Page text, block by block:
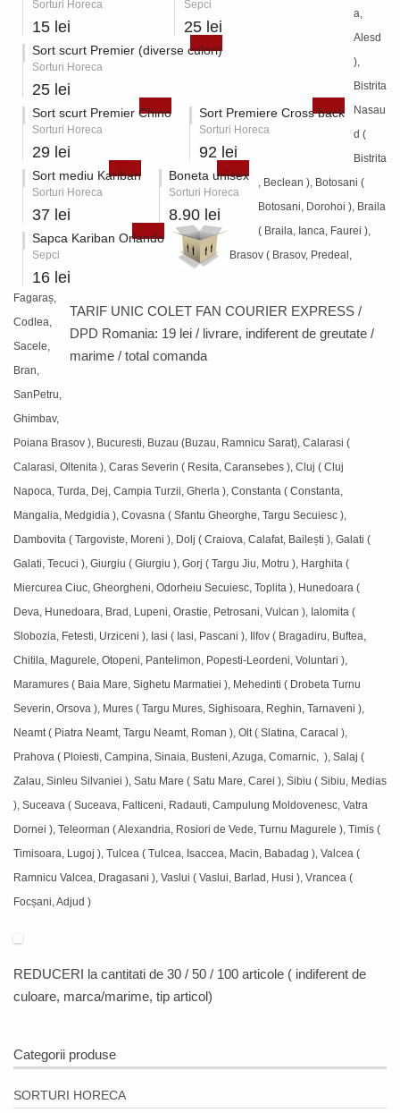
Sorturi Horeca
15 lei
Sepci
25 lei
Sort scurt Premier (diverse culori)
Sorturi Horeca
25 lei
Sort scurt Premier Chino
Sorturi Horeca
29 lei
Sort Premiere Cross back
Sorturi Horeca
92 lei
Sort mediu Kariban
Sorturi Horeca
37 lei
Boneta unisex
Sorturi Horeca
8.90 lei
Sapca Kariban Orlando
Sepci
16 lei
TARIF UNIC COLET FAN COURIER EXPRESS /
DPD Romania: 19 lei / livrare, indiferent de greutate /
marime / total comanda
a,
Alesd
),
Bistrita
Nasau
d (
Bistrita
, Beclean ), Botosani (
Botosani, Dorohoi ), Braila
( Braila, Ianca, Faurei ),
Brasov ( Brasov, Predeal,
Fagaraș,
Codlea,
Sacele,
Bran,
SanPetru,
Ghimbav,
Poiana Brasov ), Bucuresti, Buzau (Buzau, Ramnicu Sarat), Calarasi (
Calarasi, Oltenita ), Caras Severin ( Resita, Caransebes ), Cluj ( Cluj
Napoca, Turda, Dej, Campia Turzii, Gherla ), Constanta ( Constanta,
Mangalia, Medgidia ), Covasna ( Sfantu Gheorghe, Targu Secuiesc ),
Dambovita ( Targoviste, Moreni ), Dolj ( Craiova, Calafat, Bailești ), Galati (
Galati, Tecuci ), Giurgiu ( Giurgiu ), Gorj ( Targu Jiu, Motru ), Harghita (
Miercurea Ciuc, Gheorgheni, Odorheiu Secuiesc, Toplita ), Hunedoara (
Deva, Hunedoara, Brad, Lupeni, Orastie, Petrosani, Vulcan ), Ialomita (
Slobozia, Fetesti, Urziceni ), Iasi ( Iasi, Pascani ), Ilfov ( Bragadiru, Buftea,
Chitila, Magurele, Otopeni, Pantelimon, Popesti-Leordeni, Voluntari ),
Maramures ( Baia Mare, Sighetu Marmatiei ), Mehedinti ( Drobeta Turnu
Severin, Orsova ), Mures ( Targu Mures, Sighisoara, Reghin, Tarnaveni ),
Neamt ( Piatra Neamt, Targu Neamt, Roman ), Olt ( Slatina, Caracal ),
Prahova ( Ploiesti, Campina, Sinaia, Busteni, Azuga, Comarnic, ), Salaj (
Zalau, Sinleu Silvaniei ), Satu Mare ( Satu Mare, Carei ), Sibiu ( Sibiu, Medias
), Suceava ( Suceava, Falticeni, Radauti, Campulung Moldovenesc, Vatra
Dornei ), Teleorman ( Alexandria, Rosiori de Vede, Turnu Magurele ), Timis (
Timisoara, Lugoj ), Tulcea ( Tulcea, Isaccea, Macin, Babadag ), Valcea (
Ramnicu Valcea, Dragasani ), Vaslui ( Vaslui, Barlad, Husi ), Vrancea (
Focșani, Adjud )
REDUCERI la cantitati de 30 / 50 / 100 articole ( indiferent de
culoare, marca/marime, tip articol)
Categorii produse
SORTURI HORECA